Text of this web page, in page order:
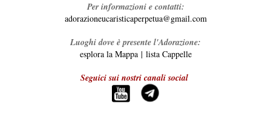
Per informazioni e contatti:
adorazioneucaristicaperpetua@gmail.com
Luoghi dove è presente l'Adorazione:
esplora la Mappa| lista Cappelle
Seguici sui nostri canali social